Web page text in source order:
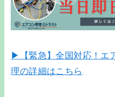
▶【緊急】全国対応！エ
理の詳細はこちら